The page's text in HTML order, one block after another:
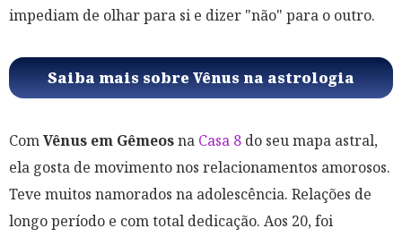
impediam de olhar para si e dizer "não" para o outro.
Saiba mais sobre Vênus na astrologia
ComVênus em Gêmeosna Casa 8 do seu mapa astral,
ela gosta de movimento nos relacionamentos amorosos.
Teve muitos namorados na adolescência. Relações de
longo período e com total dedicação. Aos 20, foi